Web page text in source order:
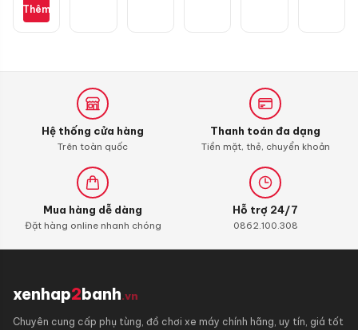
Scooter
10W30
Thêm
Hệ thống cửa hàng
Trên toàn quốc
Thanh toán đa dạng
Tiền mặt, thẻ, chuyển khoản
Mua hàng dễ dàng
Đặt hàng online nhanh chóng
Hỗ trợ 24/7
0862.100.308
xenhap2banh.vn
Chuyên cung cấp phụ tùng, đồ chơi xe máy chính hãng, uy tín, giá tốt